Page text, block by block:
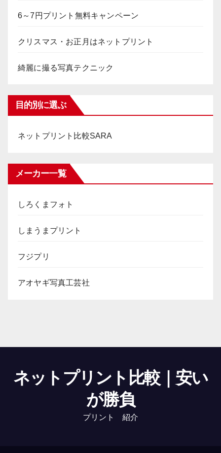
6～7円プリント無料キャンペーン
クリスマス・お正月はネットプリント
綺麗に撮る写真テクニック
目的別に選ぶ
ネットプリント比較SARA
メーカー一覧
しろくまフォト
しまうまプリント
フジプリ
アオヤギ写真工芸社
ネットプリント比較｜安い
が勝負
プリント 紹介